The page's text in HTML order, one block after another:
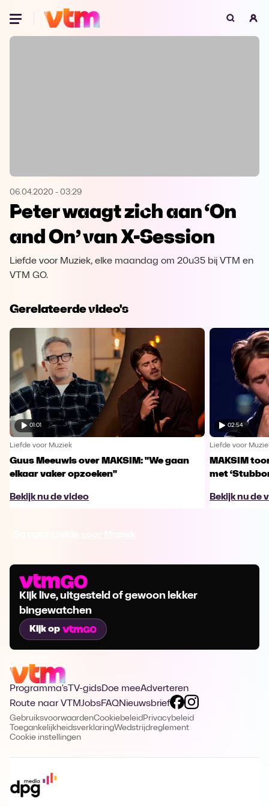
Oeps, browser niet ondersteund
Microsoft Edge Download
Opera Download
06.04.2020 - 03:29
Peter waagt zich aan ‘On
and On’ van X-Session
Liefde voor Muziek, elke maandag om 20u35 bij VTM en
VTM GO.
Gerelateerde video's
01:01
Liefde voor Muziek
Guus Meeuwis over MAKSIM: "We gaan
elkaar vaker opzoeken"
Bekijk nu de video
02:54
Liefde voor
MAKSIM
met
Bekijk nu de
Kijk live, uitgesteld of gewoon lekker
bingewatchen
Kijk op
Programma's TV-gidsDoe meeAdverteren
Route naar VTMJobsFAQNieuwsbrief
GebruiksvoorwaardenCookiebeleid Privacybeleid
ToegankelijkheidsverklaringWedstrijdreglement
Cookie instellingen